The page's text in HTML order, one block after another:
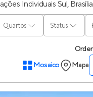
Quartos Status
Mosaico
Mapa